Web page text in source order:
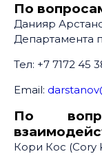
По
Данияр
Департамента
Тел: +7 7172 45
Email:
По
Кори Кос (Cory